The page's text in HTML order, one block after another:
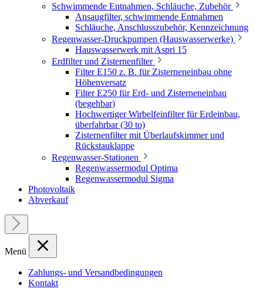
Schwimmende Entnahmen, Schläuche, Zubehör
Ansaugfilter, schwimmende Entnahmen
Schläuche, Anschlusszubehör, Kennzeichnung
Regenwasser-Druckpumpen (Hauswasserwerke)
Hauswasserwerk mit Aspri 15
Erdfilter und Zisternenfilter
Filter E150 z. B. für Zisterneneinbau ohne
Höhenversatz
Filter E250 für Erd- und Zisterneneinbau
(begehbar)
Hochwertiger Wirbelfeinfilter für Erdeinbau,
überfahrbar (30 to)
Zisternenfilter mit Überlaufskimmer und
Rückstauklappe
Regenwasser-Stationen
Regenwassermodul Optima
Regenwassermodul Sigma
Photovoltaik
Abverkauf
Menü
Zahlungs- und Versandbedingungen
Kontakt